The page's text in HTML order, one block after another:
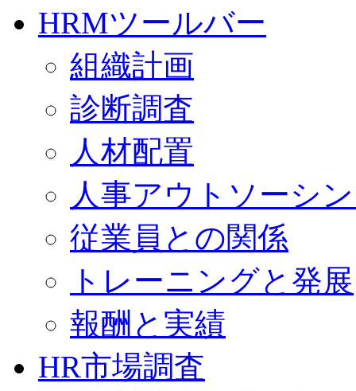
HRMツールバー
組織計画
診断調査
人材配置
人事アウトソーシ
従業員との関係
トレーニングと発展
報酬と実績
HR市場調査